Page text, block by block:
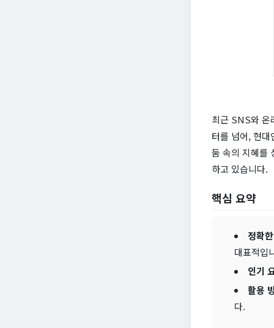
최근 SNS와 온
터를 넘어, 현
둠 속의 지혜를
하고 있습니다.
핵심 요약
정확
대표적입
인기
활용
다.